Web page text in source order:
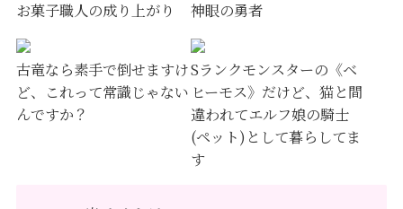
お菓子職人の成り上がり 神眼の勇者
古竜なら素手で倒せますけ
ど、これって常識じゃない
んですか？
Sランクモンスターの《ベ
ヒーモス》だけど、猫と間
違われてエルフ娘の騎士
(ペット)として暮らしてま
す